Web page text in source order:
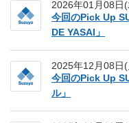
2026年01月08日(
今回のPick Up
DE YASAI」
2025年12月08日(
今回のPick Up
ル」